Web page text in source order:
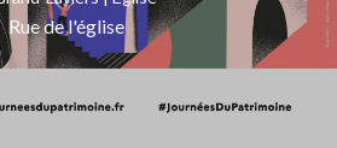
Rue de l'église